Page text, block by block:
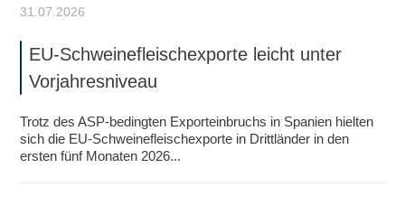
31.07.2026
EU-Schweinefleischexporte leicht unter
Vorjahresniveau
Trotz des ASP-bedingten Exporteinbruchs in Spanien hielten
sich die EU-Schweinefleischexporte in Drittländer in den
ersten fünf Monaten 2026...